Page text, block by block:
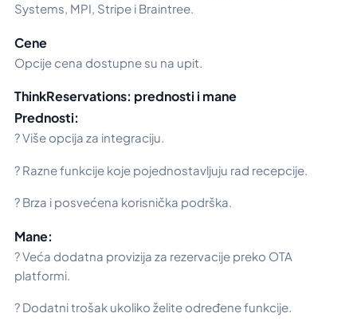
Systems, MPI, Stripe i Braintree.
Cene
Opcije cena dostupne su na upit.
ThinkReservations: prednosti i mane
Prednosti:
? Više opcija za integraciju.
? Razne funkcije koje pojednostavljuju rad recepcije.
? Brza i posvećena korisnička podrška.
Mane:
? Veća dodatna provizija za rezervacije preko OTA
platformi.
? Dodatni trošak ukoliko želite određene funkcije.